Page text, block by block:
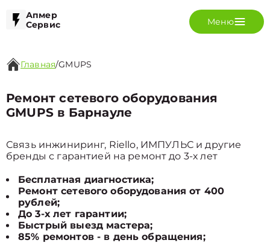
Апмер
Сервис
Меню
Главная/GMUPS
Ремонт сетевого оборудования
GMUPS в Барнауле
Связь инжиниринг, Riello, ИМПУЛЬС и другие
бренды с гарантией на ремонт до 3-х лет
Бесплатная диагностика;
Ремонт сетевого оборудования от 400
рублей;
До 3-х лет гарантии;
Быстрый выезд мастера;
85% ремонтов - в день обращения;